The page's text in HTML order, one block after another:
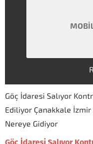
Göç İdaresi Salıyor
Ediliyor Çanakkale İzmir
Nereye Gidiyor